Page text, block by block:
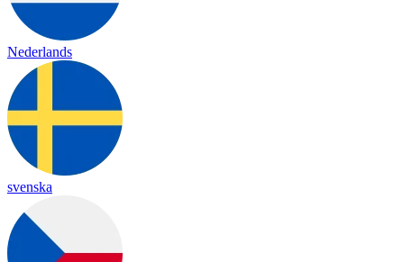
Nederlands
svenska